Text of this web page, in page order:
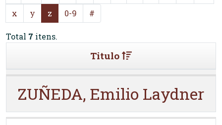
x
y z 0-9 #
Total 7 itens.
Titulo
ZUÑEDA, Emilio Laydner